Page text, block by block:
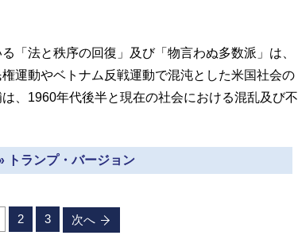
「法と秩序の回復」及び「物言わぬ多数派」は、
運動やベトナム反戦運動で混沌とした米国社会の
、1960年代後半と現在の社会における混乱及び不
トランプ・バージョン
2 3 次へ